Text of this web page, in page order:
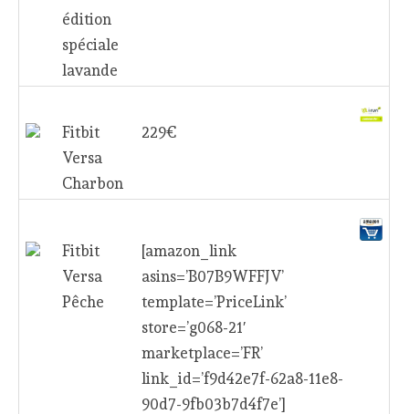
édition
spéciale
lavande
Fitbit
Versa
Charbon
229€
Fitbit
Versa
Pêche
[amazon_link
asins=’B07B9WFFJV’
template=’PriceLink’
store=’g068-21′
marketplace=’FR’
link_id=’f9d42e7f-62a8-11e8-
90d7-9fb03b7d4f7e’]